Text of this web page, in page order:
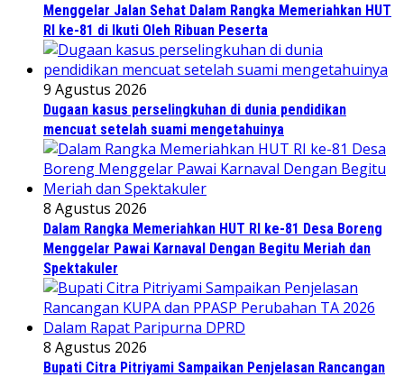
Menggelar Jalan Sehat Dalam Rangka Memeriahkan HUT
RI ke-81 di Ikuti Oleh Ribuan Peserta
9 Agustus 2026
Dugaan kasus perselingkuhan di dunia pendidikan
mencuat setelah suami mengetahuinya
8 Agustus 2026
Dalam Rangka Memeriahkan HUT RI ke-81 Desa Boreng
Menggelar Pawai Karnaval Dengan Begitu Meriah dan
Spektakuler
8 Agustus 2026
Bupati Citra Pitriyami Sampaikan Penjelasan Rancangan